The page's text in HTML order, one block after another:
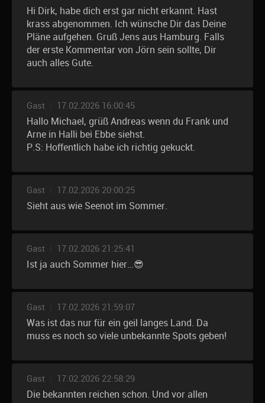
Hi Dirk, habe dich erst gar nicht erkannt. Hast
krass abgenommen. Ich wünsche Dir das Deine
Pläne aufgehen. Gruß Jens aus Hamburg. Falls
der erste Kommentar von Jörn sein sollte, Dir
auch alles Gute.
Gast 17.02.2026 16:00:45
Hallo Michael, grüß Andreas wenn du Frank und
Arne in Halli bei Ebbe siehst.
P.S: Hoffentlich habe ich richtig gekuckt.
Gast 17.02.2026 20:00:25
Sieht aus wie Seenot im Sommer.
Gast 17.02.2026 21:25:41
Ist ja auch Sommer hier…😎
Gast 17.02.2026 21:59:07
Was ist das nur für ein geil langes Land. Da
muss es noch so viele unbekannte Spots geben!
Gast 17.02.2026 22:58:29
Die bekannten reichen schon. Und vor allen